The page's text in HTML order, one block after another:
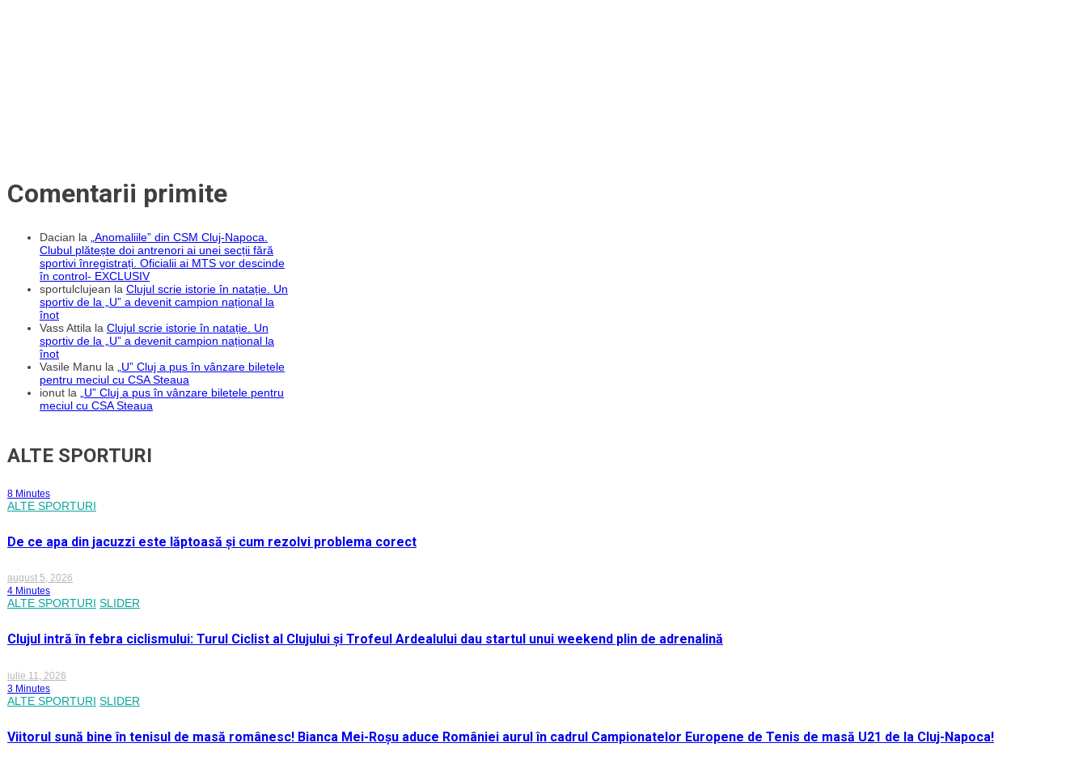
Comentarii primite
Dacian la
„Anomaliile” din CSM Cluj-Napoca.
Clubul plătește doi antrenori ai unei secții fără
sportivi înregistrați. Oficialii ai MTS vor descinde
în control- EXCLUSIV
sportulclujean la Clujul scrie istorie în natație. Un
sportiv de la „U” a devenit campion național la
înot
Vass Attila la Clujul scrie istorie în natație. Un
sportiv de la „U” a devenit campion național la
înot
Vasile Manu la
„U” Cluj a pus în vânzare biletele
pentru meciul cu CSA Steaua
ionut la
„U” Cluj a pus în vânzare biletele pentru
meciul cu CSA Steaua
ALTE SPORTURI
8 Minutes
ALTE SPORTURI
De ce apa din jacuzzi este lăptoasă și cum rezolvi problema corect
august 5, 2026
4 Minutes
ALTE SPORTURI SLIDER
Clujul intră în febra ciclismului: Turul Ciclist al Clujului și Trofeul Ardealului dau startul unui weekend plin de adrenalină
iulie 11, 2026
3 Minutes
ALTE SPORTURI SLIDER
Viitorul sună bine în tenisul de masă românesc! Bianca Mei-Roșu aduce României aurul în cadrul Campionatelor Europene de Tenis de masă U21 de la Cluj-Napoca!